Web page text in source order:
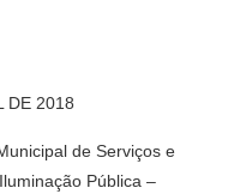
DE 2018
de Serviços e
Pública –